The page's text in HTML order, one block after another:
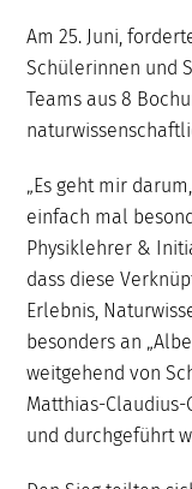
Am 25. Juni,
Schülerinnen und
Teams aus 8
„Es geht mir
einfach mal
Physiklehrer &
dass diese
Erlebnis,
besonders an
weitgehend von
Matthias-
und durchgeführt